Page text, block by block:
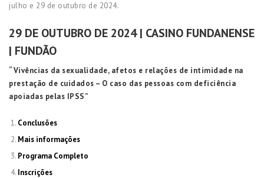
julho e 29 de outubro de 2024.
29 DE OUTUBRO DE 2024 | CASINO FUNDANENSE
| FUNDÃO
“Vivências da sexualidade, afetos e relações de intimidade na
prestação de cuidados – O caso das pessoas com deficiência
apoiadas pelas IPSS”
Conclusões
Mais informações
Programa Completo
Inscrições